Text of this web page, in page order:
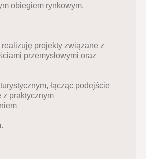
obiegiem rynkowym.
projekty związane z
przemysłowymi oraz
łącząc podejście
z praktycznym